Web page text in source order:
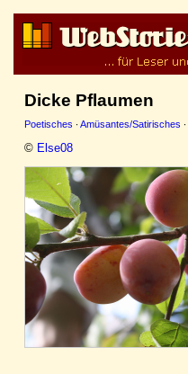
Dicke Pflaumen
Poetisches · Amüsantes/Satirisches ·
© Else08